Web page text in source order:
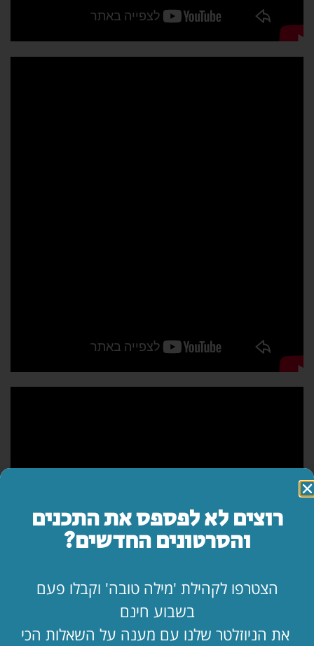
רוצים לא לפספס את התכנים
והסרטונים החדשים?
הצטרפו לקהילת 'מילה טובה' וקבלו פעם
בשבוע חינם
את הניוזלטר שלנו עם מענה על השאלות הכי